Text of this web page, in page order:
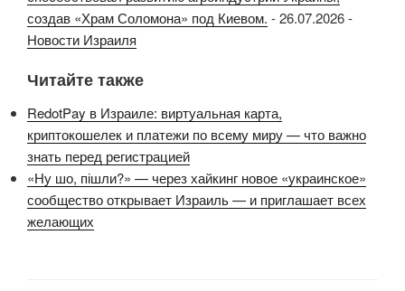
создав «Храм Соломона» под Киевом. -26.07.2026-
Новости Израиля
Читайте также
RedotPay в Израиле: виртуальная карта,
криптокошелек и платежи по всему миру — что важно
знать перед регистрацией
«Ну шо, пішли?» — через хайкинг новое «украинское»
сообщество открывает Израиль — и приглашает всех
желающих